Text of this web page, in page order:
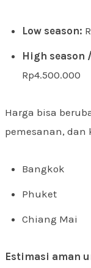
Low season:
High
Rp4.500.000
Harga bisa
pemesanan, dan
Bangkok
Phuket
Chiang Mai
Estimasi aman